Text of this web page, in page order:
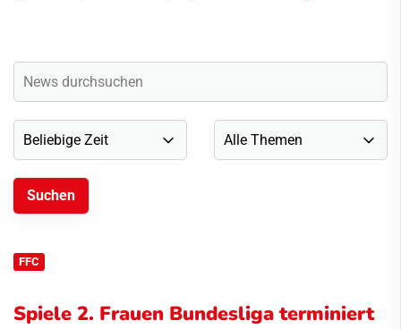
FFC
Spiele 2. Frauen Bundesliga terminiert